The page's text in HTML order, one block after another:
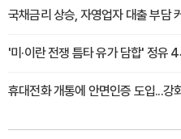
국채금리 상승, 자영업자 대출 부담
'미·이란 전쟁 틈타 유가 담합' 정유
휴대전화 개통에 안면인증 도입...강